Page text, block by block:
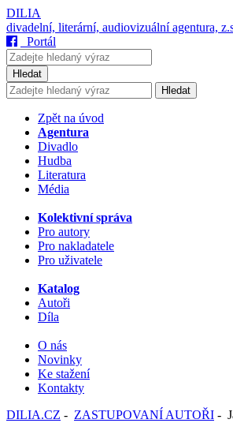
DILIA
divadelní, literární, audiovizuální agentura,
Portál
Hledat
Hledat
Zpět na úvod
Agentura
Divadlo
Hudba
Literatura
Média
Kolektivní správa
Pro autory
Pro nakladatele
Pro uživatele
Katalog
Autoři
Díla
O nás
Novinky
Ke stažení
Kontakty
DILIA.CZ - ZASTUPOVANÍ AUTOŘI -